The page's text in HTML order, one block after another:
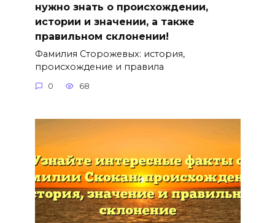
нужно знать о происхождении,
истории и значении, а также
правильном склонении!
Фамилия Сторожевых: история,
происхождение и правила
0 68